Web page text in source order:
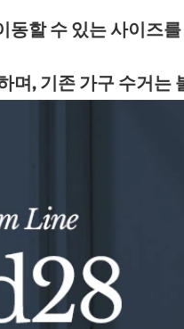
동할 수 있는 사이즈
며, 기존 가구 수거는